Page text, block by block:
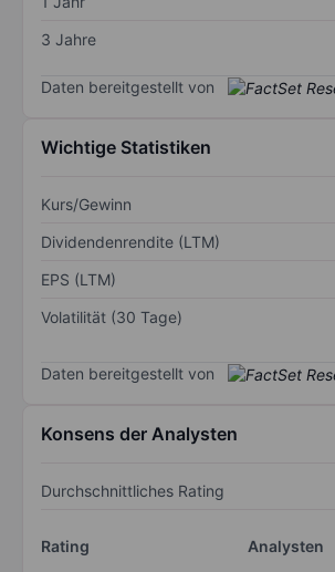
3 Jahre
Daten bereitgestellt von
Wichtige Statistiken
Kurs/Gewinn
Dividendenrendite (LTM)
EPS (LTM)
Volatilität (30 Tage)
Daten bereitgestellt von
Konsens der Analysten
Durchschnittliches Rating
Rating
Analysten